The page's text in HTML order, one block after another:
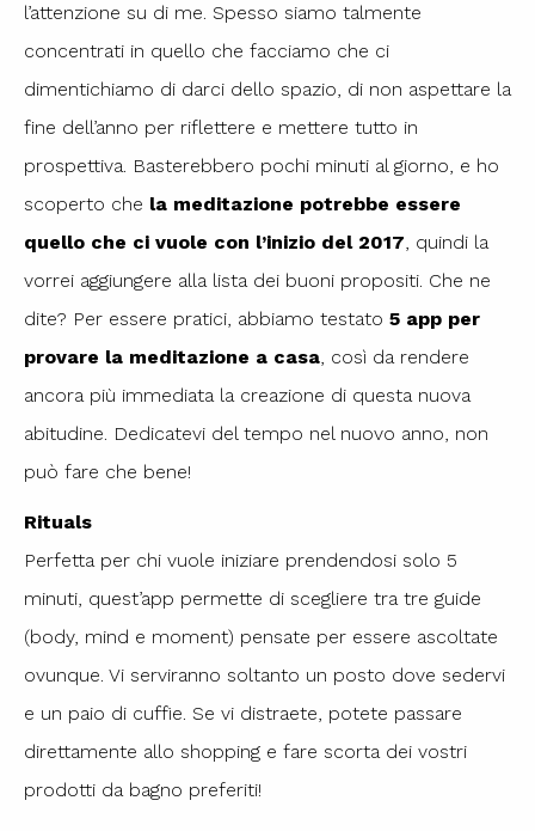
l’attenzione su di me. Spesso siamo talmente
concentrati in quello che facciamo che ci
dimentichiamo di darci dello spazio, di non aspettare la
fine dell’anno per riflettere e mettere tutto in
prospettiva. Basterebbero pochi minuti al giorno, e ho
scoperto che la meditazione potrebbe essere
quello che ci vuole con l’inizio del 2017, quindi la
vorrei aggiungere alla lista dei buoni propositi. Che ne
dite? Per essere pratici, abbiamo testato 5 app per
provare la meditazione a casa, così da rendere
ancora più immediata la creazione di questa nuova
abitudine. Dedicatevi del tempo nel nuovo anno, non
può fare che bene!
Rituals
Perfetta per chi vuole iniziare prendendosi solo 5
minuti, quest’app permette di scegliere tra tre guide
(body, mind e moment) pensate per essere ascoltate
ovunque. Vi serviranno soltanto un posto dove sedervi
e un paio di cuffie. Se vi distraete, potete passare
direttamente allo shopping e fare scorta dei vostri
prodotti da bagno preferiti!